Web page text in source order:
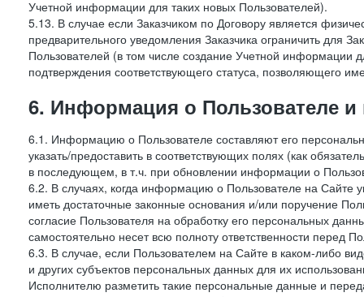
Учетной информации для таких новых Пользователей).
5.13. В случае если Заказчиком по Договору является
предварительного уведомления Заказчика ограничить для
Пользователей (в том числе создание Учетной информации
подтверждения соответствующего статуса, позволяющего
6. Информация о Пользователе
6.1. Информацию о Пользователе составляют его
указать/предоставить в соответствующих полях (как
в последующем, в т.ч. при обновлении информации о
6.2. В случаях, когда информацию о Пользователе на Сайте
иметь достаточные законные основания и/или поручение
согласие Пользователя на обработку его персональных
самостоятельно несет всю полноту ответственности перед
6.3. В случае, если Пользователем на Сайте в каком-либо
и других субъектов персональных данных для их
Исполнителю разметить такие персональные данные и